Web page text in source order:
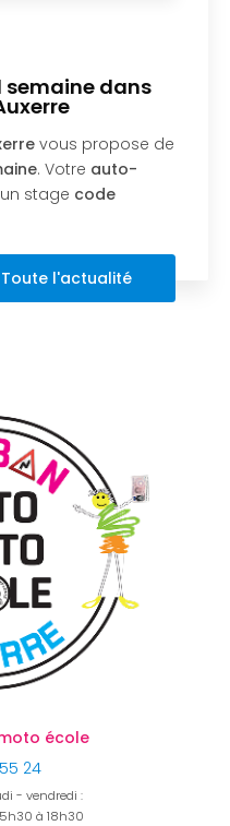
à Auxerre en
proposera
votrePermis AM
: PROCHAINES
Toute l'actualité
école
24
- vendredi :
à 18h30